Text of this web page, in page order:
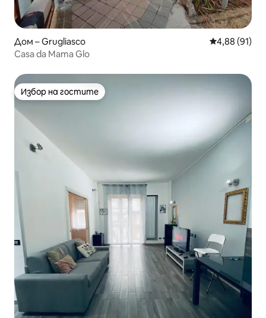
Дом – Grugliasco Средна
4,88 (91)
Casa da Mama Glo
Избор на гостите
Избор на гостите